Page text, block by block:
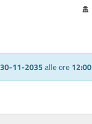
30-11-2035 alle ore 12:00